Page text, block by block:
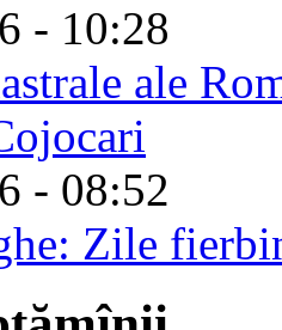
- 10:28
ale
- 08:52
Zile